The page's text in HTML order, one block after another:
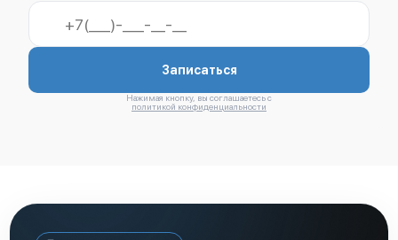
Записаться
Нажимая кнопку, вы соглашаетесь с
политикой конфиденциальности